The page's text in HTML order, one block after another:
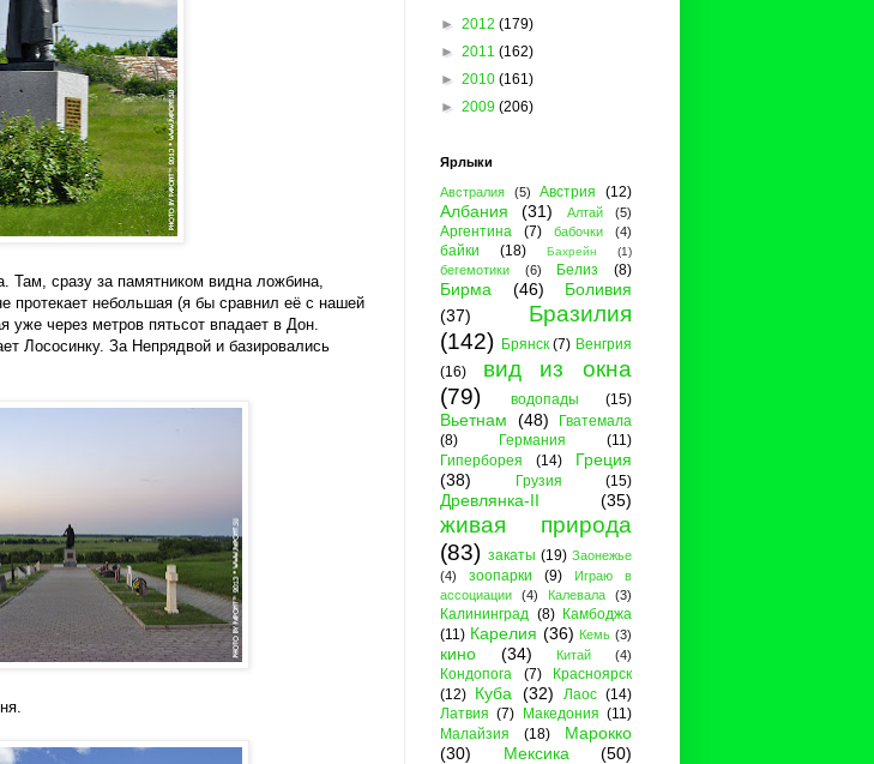
Там, сразу за памятником видна ложбина,
протекает небольшая (я бы сравнил её с нашей
уже через метров пятьсот впадает в Дон.
Лососинку. За Непрядвой и базировались
► 2012 (179)
► 2011 (162)
► 2010 (161)
► 2009 (206)
Ярлыки
Австралия (5) Австрия (12)
Албания (31) Алтай (5)
Аргентина (7) бабочки (4)
байки (18) Бахрейн (1)
бегемотики (6) Белиз (8)
Бирма (46)
Боливия
(37)
Бразилия
(142) Брянск (7) Венгрия
(16)
вид из окна
(79)
водопады (15)
Вьетнам (48)
Гватемала
(8)
Германия
(11)
Гиперборея
(14)
Греция
(38)
Грузия (15)
Древлянка-II (35)
живая природа
(83) закаты (19) Заонежье
(4)
зоопарки (9)
Играю в
ассоциации
(4) Калевала (3)
Калининград (8)
Камбоджа
(11) Карелия (36) Кемь (3)
кино (34) Китай (4)
Кондопога (7)
Красноярск
(12) Куба (32) Лаос (14)
Латвия (7) Македония (11)
Малайзия
(18)
Марокко
(30)
Мексика (50)